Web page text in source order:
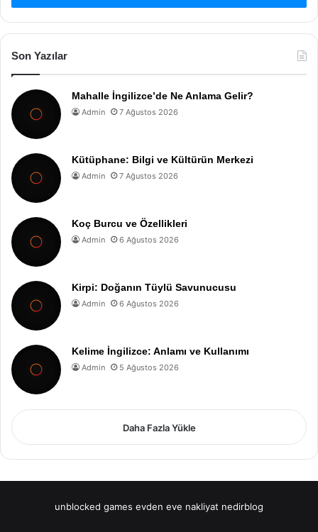
Son Yazılar
Mahalle İngilizce’de Ne Anlama Gelir?
Admin 7 Ağustos 2026
Kütüphane: Bilgi ve Kültürün Merkezi
Admin 7 Ağustos 2026
Koç Burcu ve Özellikleri
Admin 6 Ağustos 2026
Kirpi: Doğanın Tüylü Savunucusu
Admin 6 Ağustos 2026
Kelime İngilizce: Anlamı ve Kullanımı
Admin 5 Ağustos 2026
Daha Fazla Yükle
unblocked games evden eve nakliyat nedirblog